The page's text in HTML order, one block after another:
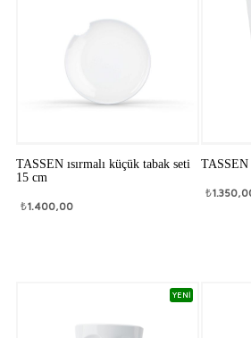
TASSEN ısırmalı küçük tabak seti
15 cm
₺1.400,00
TASSEN
₺
YENİ